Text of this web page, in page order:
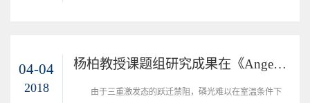
题是如何判定手性诱导的效率，以及诱导出来的非单一手性
吉林大学化学学院贲腾教授课题组在《Angew...
04-04
2018
杨柏教授课题组研究成果在《Angew. Chem. Int. Ed.》上发表
由于三重激发态的跃迁禁阻，磷光难以在室温条件下